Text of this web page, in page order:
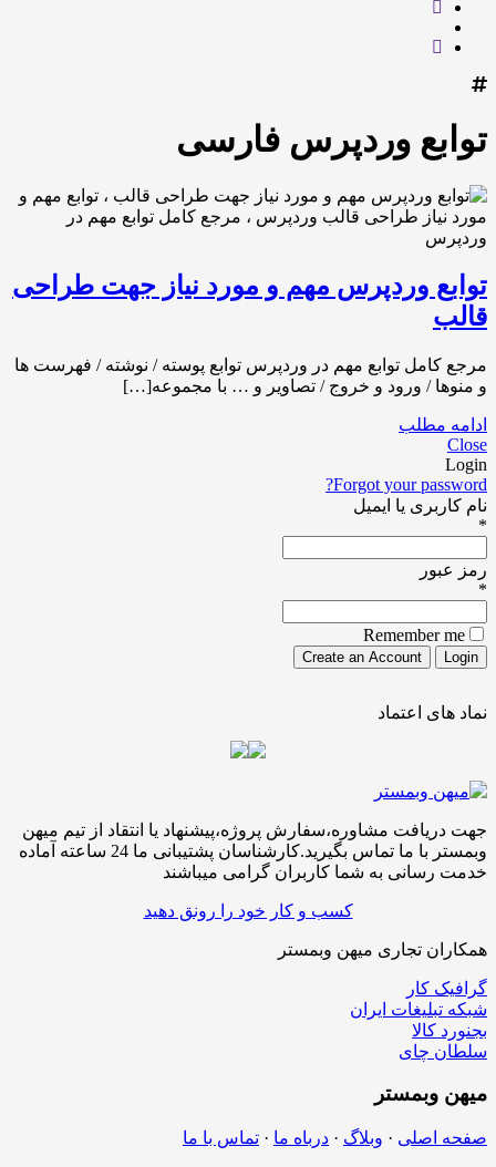
توابع وردپرس فارسی
توابع وردپرس مهم و مورد نیاز جهت طراحی
قالب
مرجع کامل توابع مهم در وردپرس توابع پوسته / نوشته / فهرست ها
و منوها / ورود و خروج / تصاویر و … با مجموعه[…]
ادامه مطلب
Close
Login
Forgot your password?
نام کاربری یا ایمیل
*
رمز عبور
*
Remember me
نماد های اعتماد
جهت دریافت مشاوره،سفارش پروژه،پیشنهاد یا انتقاد از تیم میهن
وبمستر با ما تماس بگیرید.کارشناسان پشتیبانی ما 24 ساعته آماده
خدمت رسانی به شما کاربران گرامی میباشند
کسب و کار خود را رونق دهید
همکاران تجاری میهن وبمستر
گرافیک کار
شبکه تبلیغات ایران
بجنورد کالا
سلطان چای
میهن وبمستر
صفحه اصلی · وبلاگ · درباه ما · تماس با ما